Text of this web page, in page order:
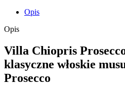
Opis
Opis
Villa Chiopris
klasyczne włoskie
Prosecco